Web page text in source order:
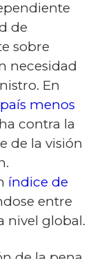
de
sobre
necesidad
En
menos
contra la
de la visión
índice de
entre
nivel global.